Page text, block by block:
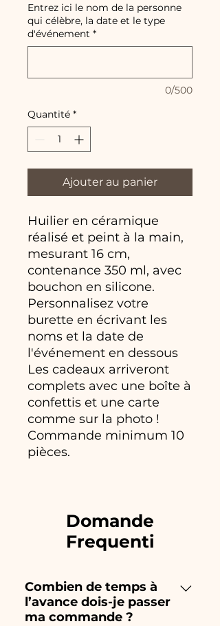
Entrez ici le nom de la personne
qui célèbre, la date et le type
d'événement *
0/500
Quantité *
Ajouter au panier
Huilier en céramique
réalisé et peint à la main,
mesurant 16 cm,
contenance 350 ml, avec
bouchon en silicone.
Personnalisez votre
burette en écrivant les
noms et la date de
l'événement en dessous
Les cadeaux arriveront
complets avec une boîte à
confettis et une carte
comme sur la photo !
Commande minimum 10
pièces.
Domande
Frequenti
Combien de temps à
l’avance dois-je passer
ma commande ?